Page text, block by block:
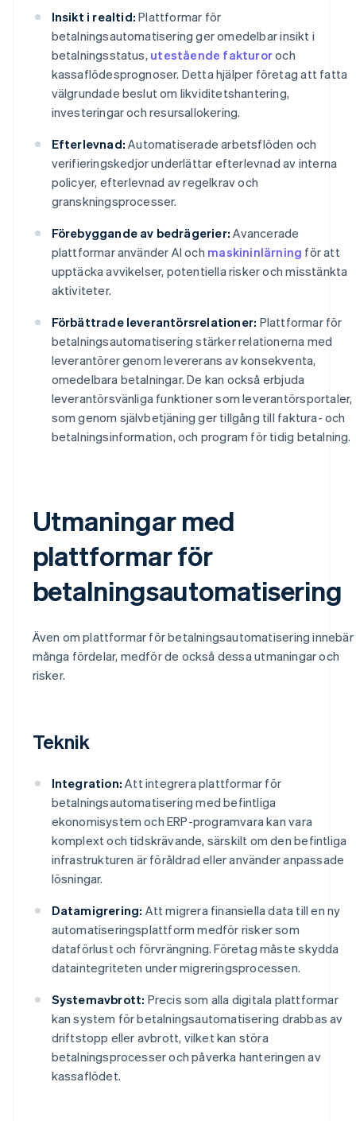
Insikt i realtid: Plattformar för
betalningsautomatisering ger omedelbar insikt i
betalningsstatus, utestående fakturoroch
kassaflödesprognoser. Detta hjälper företag att fatta
välgrundade beslut om likviditetshantering,
investeringar och resursallokering.
Efterlevnad: Automatiserade arbetsflöden och
verifieringskedjor underlättar efterlevnad av interna
policyer, efterlevnad av regelkrav och
granskningsprocesser.
Förebyggande av bedrägerier: Avancerade
plattformar använder AI och maskininlärning för att
upptäcka avvikelser, potentiella risker och misstänkta
aktiviteter.
Förbättrade leverantörsrelationer: Plattformar för
betalningsautomatisering stärker relationerna med
leverantörer genom levererans av konsekventa,
omedelbara betalningar. De kan också erbjuda
leverantörsvänliga funktioner som leverantörsportaler,
som genom självbetjäning ger tillgång till faktura- och
betalningsinformation, och program för tidig betalning.
Utmaningar med
plattformar för
betalningsautomatisering
Även om plattformar för betalningsautomatisering innebär
många fördelar, medför de också dessa utmaningar och
risker.
Teknik
Integration: Att integrera plattformar för
betalningsautomatisering med befintliga
ekonomisystem och ERP-programvara kan vara
komplext och tidskrävande, särskilt om den befintliga
infrastrukturen är föråldrad eller använder anpassade
lösningar.
Datamigrering: Att migrera finansiella data till en ny
automatiseringsplattform medför risker som
dataförlust och förvrängning. Företag måste skydda
dataintegriteten under migreringsprocessen.
Systemavbrott: Precis som alla digitala plattformar
kan system för betalningsautomatisering drabbas av
driftstopp eller avbrott, vilket kan störa
betalningsprocesser och påverka hanteringen av
kassaflödet.